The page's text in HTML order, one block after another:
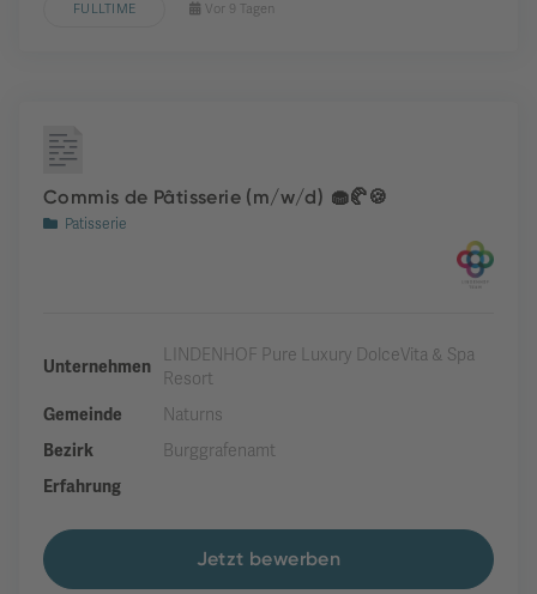
FULLTIME Vor 9 Tagen
Commis de Pâtisserie (m/w/d) 🧁🥐🍪
Patisserie
Unternehmen
LINDENHOF Pure Luxury DolceVita & Spa
Resort
Gemeinde
Naturns
Bezirk
Burggrafenamt
Erfahrung
Jetzt bewerben